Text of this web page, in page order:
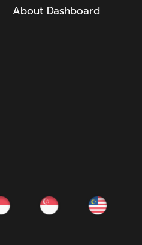
About Dashboard